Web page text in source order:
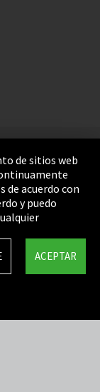
de sitios web
de acuerdo con
y puedo
ACEPTAR